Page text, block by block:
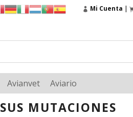
Mi Cuenta |
Avianvet Aviario
MUTACIONES